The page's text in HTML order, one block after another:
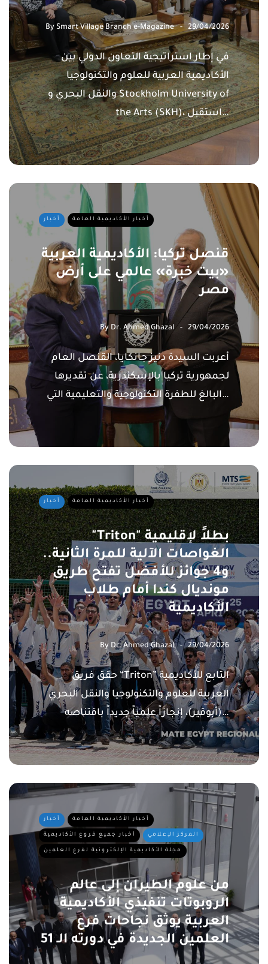
By Smart Village Branch e-Magazine 29/04/2026
في إطار استراتيجية التعاون الدولي بين
الأكاديمية العربية للعلوم والتكنولوجيا
والنقل البحري و Stockholm University of
the Arts (SKH)، استقبل…
أخبار أخبار الأكاديمية العامة
قنصل تركيا: الأكاديمية العربية
«بيت خبرة» عالمي على أرض
مصر
By Dr. Ahmed Ghazal 29/04/2026
​أعربت السيدة دنيز جانكايا، القنصل العام
لجمهورية تركيا بالإسكندرية، عن تقديرها
البالغ للطفرة التكنولوجية والتعليمية التي…
أخبار أخبار الأكاديمية العامة
"Triton" بطلاً لإقليمية
الغواصات الآلية للمرة الثانية..
و4 جوائز للأفضل تفتح طريق
مونديال كندا أمام طلاب
الأكاديمية
By Dr. Ahmed Ghazal 29/04/2026
حقق فريق “Triton” التابع للأكاديمية
العربية للعلوم والتكنولوجيا والنقل البحري
(أبوقير)، إنجازاً علمياً جديداً باقتناصه…
أخبار أخبار الأكاديمية العامة
أخبار جميع فروع الأكاديمية المركز الإعلامي
مجلة الأكاديمية الإلكترونية لفرع العلمين
من علوم الطيران إلى عالم
الروبوتات تنفيذي الأكاديمية
العربية يوثق نجاحات فرع
العلمين الجديدة في دورته الـ 51